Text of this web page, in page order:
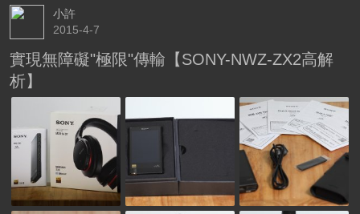
小許
2015-4-7
實現無障礙"極限"傳輸【SONY-NWZ-ZX2高解
析】